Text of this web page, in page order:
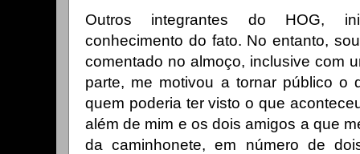
Outros integrantes do HOG,
conhecimento do fato. No entanto,
comentado no almoço, inclusive com
parte, me motivou a tornar público o
quem poderia ter visto o que
além de mim e os dois amigos a que
da caminhonete, em número de